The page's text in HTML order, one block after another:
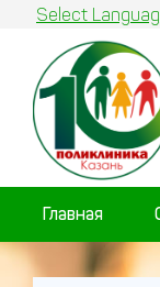
Select
Главная